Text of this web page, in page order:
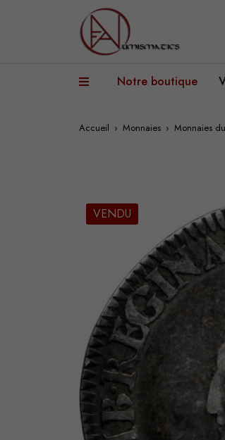
Notre boutique
Accueil › Monnaies › Monnaies
VENDU